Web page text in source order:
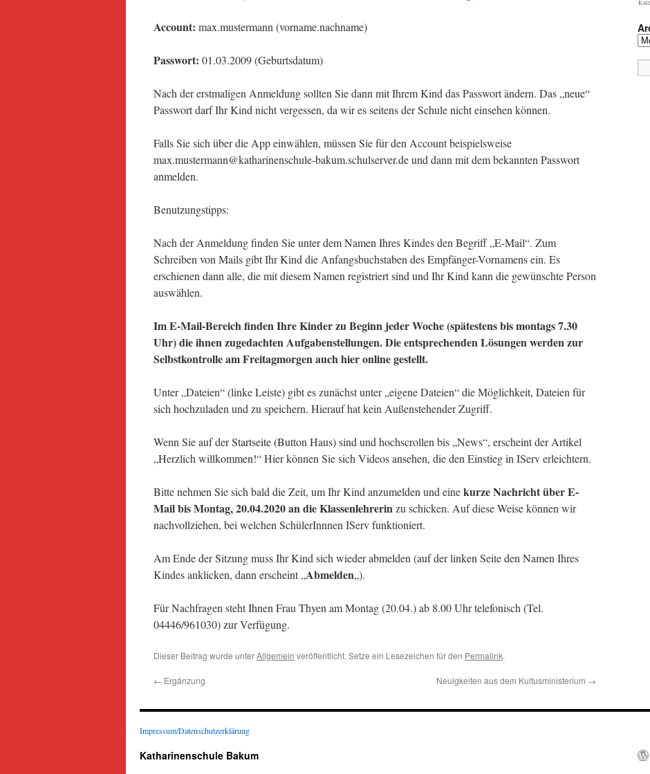
Account: max.mustermann (vorname.nachname)
Passwort: 01.03.2009 (Geburtsdatum)
Nach der erstmaligen Anmeldung sollten Sie dann mit Ihrem Kind das Passwort ändern. Das „neue“
Passwort darf Ihr Kind nicht vergessen, da wir es seitens der Schule nicht einsehen können.
Falls Sie sich über die App einwählen, müssen Sie für den Account beispielsweise
max.mustermann@katharinenschule-bakum.schulserver.de und dann mit dem bekannten Passwort
anmelden.
Benutzungstipps:
Nach der Anmeldung finden Sie unter dem Namen Ihres Kindes den Begriff „E-Mail“. Zum
Schreiben von Mails gibt Ihr Kind die Anfangsbuchstaben des Empfänger-Vornamens ein. Es
erschienen dann alle, die mit diesem Namen registriert sind und Ihr Kind kann die gewünschte Person
auswählen.
Im E-Mail-Bereich finden Ihre Kinder zu Beginn jeder Woche (spätestens bis montags 7.30
Uhr) die ihnen zugedachten Aufgabenstellungen. Die entsprechenden Lösungen werden zur
Selbstkontrolle am Freitagmorgen auch hier online gestellt.
Unter „Dateien“ (linke Leiste) gibt es zunächst unter „eigene Dateien“ die Möglichkeit, Dateien für
sich hochzuladen und zu speichern. Hierauf hat kein Außenstehender Zugriff.
Wenn Sie auf der Startseite (Button Haus) sind und hochscrollen bis „News“, erscheint der Artikel
„Herzlich willkommen!“ Hier können Sie sich Videos ansehen, die den Einstieg in IServ erleichtern.
Bitte nehmen Sie sich bald die Zeit, um Ihr Kind anzumelden und einekurze Nachricht über E-
Mail bis Montag, 20.04.2020 an die Klassenlehrerinzu schicken. Auf diese Weise können wir
nachvollziehen, bei welchen SchülerInnnen IServ funktioniert.
Am Ende der Sitzung muss Ihr Kind sich wieder abmelden (auf der linken Seite den Namen Ihres
Kindes anklicken, dann erscheint „Abmelden„).
Für Nachfragen steht Ihnen Frau Thyen am Montag (20.04.) ab 8.00 Uhr telefonisch (Tel.
04446/961030) zur Verfügung.
Dieser Beitrag wurde unterAllgemein veröffentlicht. Setze ein Lesezeichen für den Permalink.
← Ergänzung Neuigkeiten aus dem Kultusministerium →
Impressum/Datenschutzerklärung
Katharinenschule Bakum